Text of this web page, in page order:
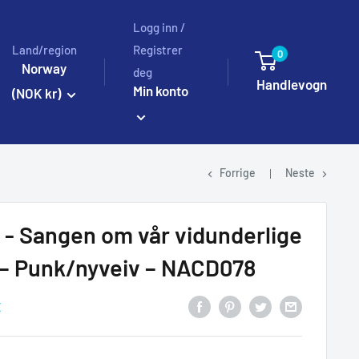
Land/region
Norway
(NOK kr)
Logg inn /
Registrer
deg
Min konto
0
Handlevogn
Forrige Neste
Sangen om vår vidunderlige
Punk/nyveiv – NACD078